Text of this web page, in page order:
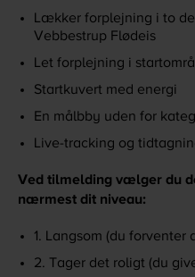
Lækker forplejning i to
Vebbestrup Flødeis
Let forplejning i
Startkuvert med energi
En målbby uden for
Live-tracking og
Ved tilmelding vælger du
nærmest dit niveau:
1. Langsom (du
2. Tager det roligt (du